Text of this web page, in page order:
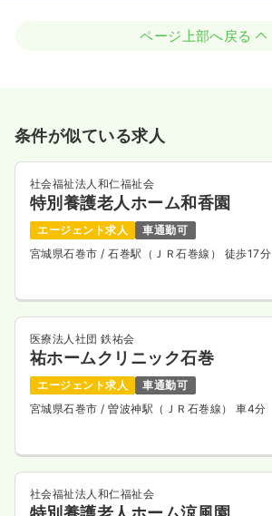
ページ上部へ戻る
条件が似ている求人
社会福祉法人和仁福祉会
特別養護老人ホーム和香園
エージェント求人
車通勤可
宮城県石巻市/ 石巻駅（ＪＲ石巻線） 徒歩17分
医療法人社団 鉄祐会
祐ホームクリニック石巻
エージェント求人
車通勤可
宮城県石巻市/ 曽波神駅（ＪＲ石巻線） 車4分
社会福祉法人和仁福祉会